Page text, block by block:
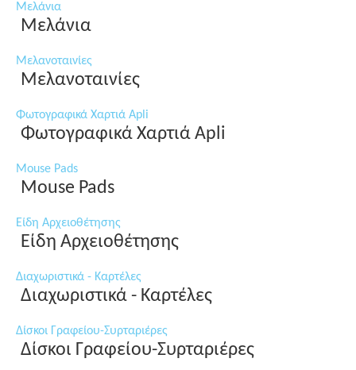
Μελάνια
Μελάνια
Μελανοταινίες
Μελανοταινίες
Φωτογραφικά Χαρτιά Apli
Φωτογραφικά Χαρτιά Apli
Mouse Pads
Mouse Pads
Είδη Αρχειοθέτησης
Είδη Αρχειοθέτησης
Διαχωριστικά - Καρτέλες
Διαχωριστικά - Καρτέλες
Δίσκοι Γραφείου-Συρταριέρες
Δίσκοι Γραφείου-Συρταριέρες